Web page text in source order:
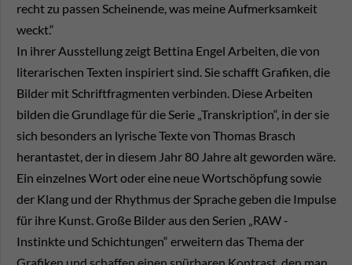
recht zu passen Scheinende, was meine Aufmerksamkeit
weckt.“
In ihrer Ausstellung zeigt Bettina Engel Arbeiten, die von
literarischen Texten inspiriert sind. Sie schafft Grafiken, die
Bilder mit Schriftfragmenten verbinden. Diese Arbeiten
bilden die Grundlage für die Serie „Transkription“, in der sie
sich besonders an lyrische Texte von Thomas Brasch
herantastet, der in diesem Jahr 80 Jahre alt geworden wäre.
Ein einzelnes Wort oder eine neue Wortschöpfung sowie
der Klang und der Rhythmus der Sprache geben die Impulse
für ihre Kunst. Große Bilder aus den Serien „RAW -
Instinkte und Schichtungen“ erweitern das Thema der